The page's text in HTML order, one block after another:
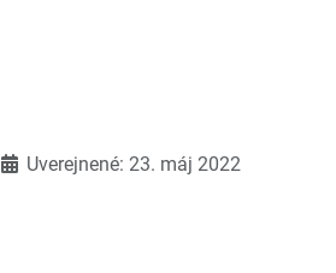
DetailyUverejnené: 23. máj 2022